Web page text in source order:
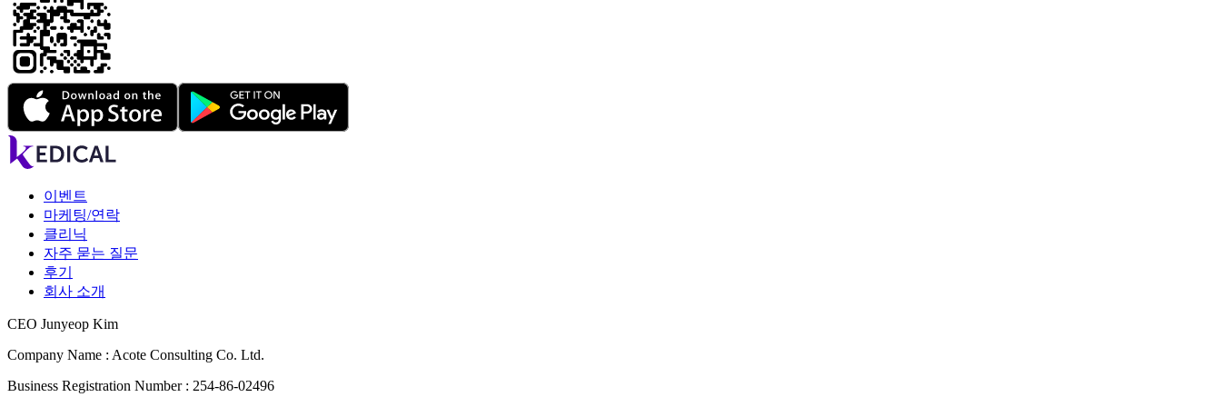
이벤트
마케팅/연락
클리닉
자주 묻는 질문
후기
회사 소개
CEO Junyeop Kim
Company Name : Acote Consulting Co. Ltd.
Business Registration Number : 254-86-02496